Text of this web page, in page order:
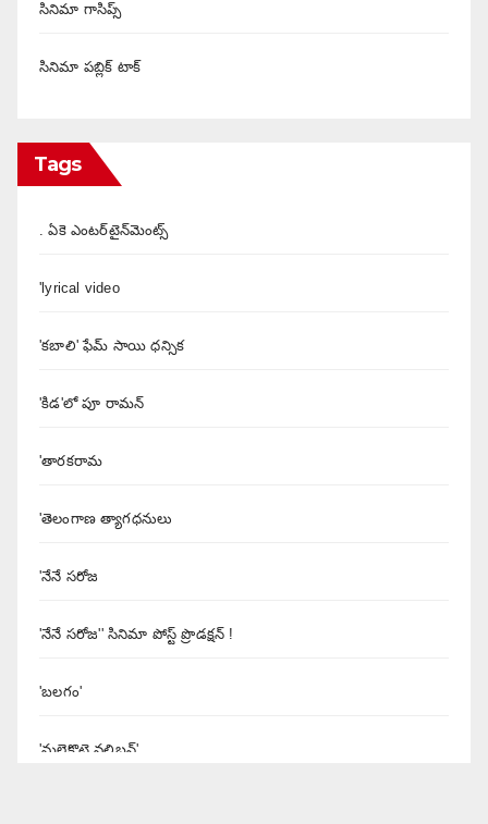
సినిమా గాసిప్స్
సినిమా పబ్లిక్ టాక్
Tags
. ఏకె ఎంటర్‌టైన్‌మెంట్స్
'lyrical video
'కబాలి' ఫేమ్ సాయి ధన్సిక
'కిడ'లో పూ రామన్
'తారకరామ
'తెలంగాణ త్యాగధనులు
'నేనే సరోజ
'నేనే సరోజ'' సినిమా పోస్ట్ ప్రొడక్షన్ !
'బలగం'
'మలైకొట్టై వలిబన్'